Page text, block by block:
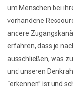
um Menschen bei
vorhandene
andere
erfahren, dass je
ausschließen, was
und unseren
“erkennen” ist und